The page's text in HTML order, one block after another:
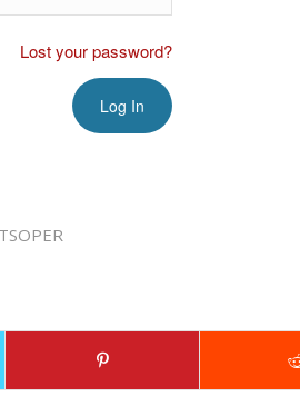
Lost your password?